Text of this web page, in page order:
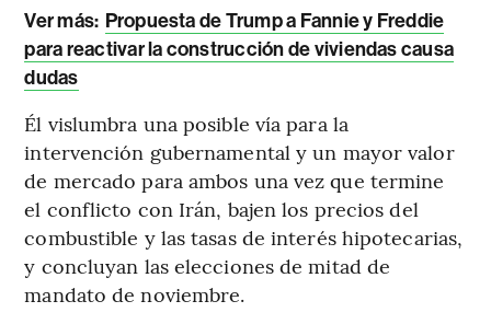
Ver más: Propuesta de Trump a Fannie y Freddie
para reactivar la construcción de viviendas causa
dudas
Él vislumbra una posible vía para la
intervención gubernamental y un mayor valor
de mercado para ambos una vez que termine
el conflicto con Irán, bajen los precios del
combustible y las tasas de interés hipotecarias,
y concluyan las elecciones de mitad de
mandato de noviembre.